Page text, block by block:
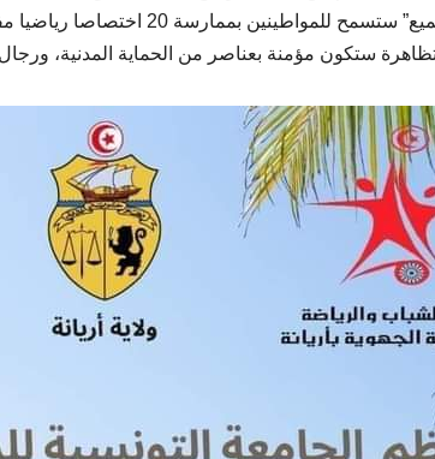
للمواطينين بممارسة 20 اختصاصا رياضيا مفتوحا.
ستكون مؤمنة بعناصر من الحماية المدنية،